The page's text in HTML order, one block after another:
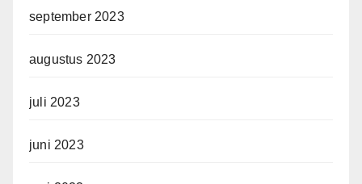
september 2023
augustus 2023
juli 2023
juni 2023